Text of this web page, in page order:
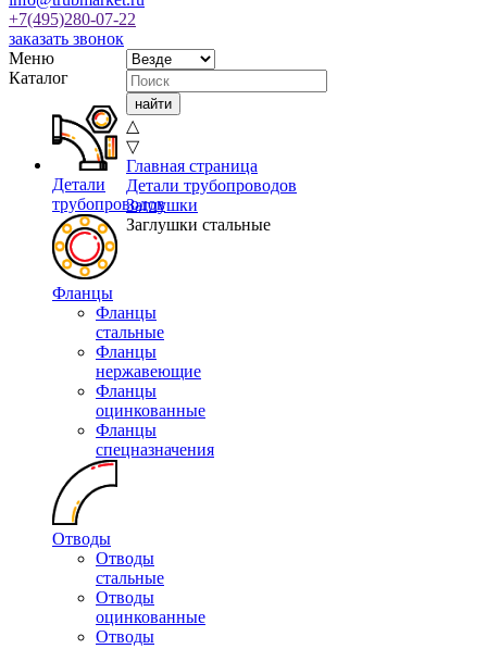
+7(495)280-07-22
заказать звонок
Меню
Каталог
Детали
трубопроводов
Фланцы
Фланцы
стальные
Фланцы
нержавеющие
Фланцы
оцинкованные
Фланцы
спецназначения
Отводы
Отводы
стальные
Отводы
оцинкованные
Отводы
△
▽
Главная страница
Детали трубопроводов
Заглушки
Заглушки стальные